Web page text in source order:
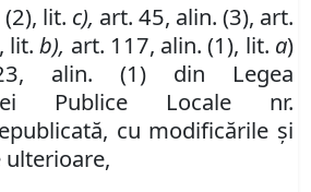
lit. c), art. 45, alin. (3), art.
lit.b), art. 117, alin. (1), lit. a)
alin. (1) din Legea
Publice Locale nr.
cu modificările şi